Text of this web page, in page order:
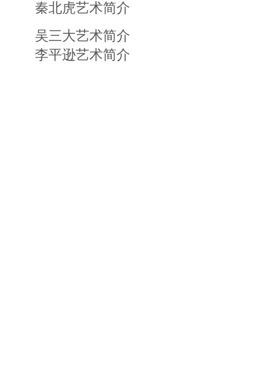
秦北虎艺术简介
吴三大艺术简介
李平逊艺术简介